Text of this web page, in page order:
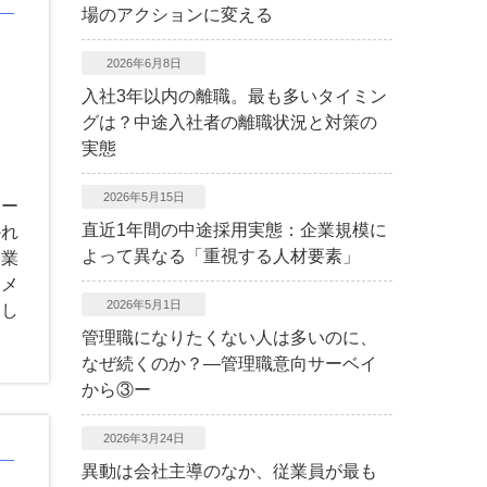
場のアクションに変える
2026年6月8日
入社3年以内の離職。最も多いタイミン
グは？中途入社者の離職状況と対策の
実態
2026年5月15日
直近1年間の中途採用実態：企業規模に
よって異なる「重視する人材要素」
2026年5月1日
管理職になりたくない人は多いのに、
なぜ続くのか？―管理職意向サーベイ
から③ー
2026年3月24日
異動は会社主導のなか、従業員が最も